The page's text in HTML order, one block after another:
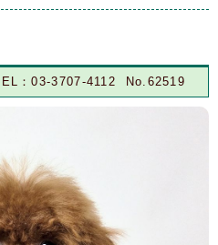
：03-3707-4112 No.62519